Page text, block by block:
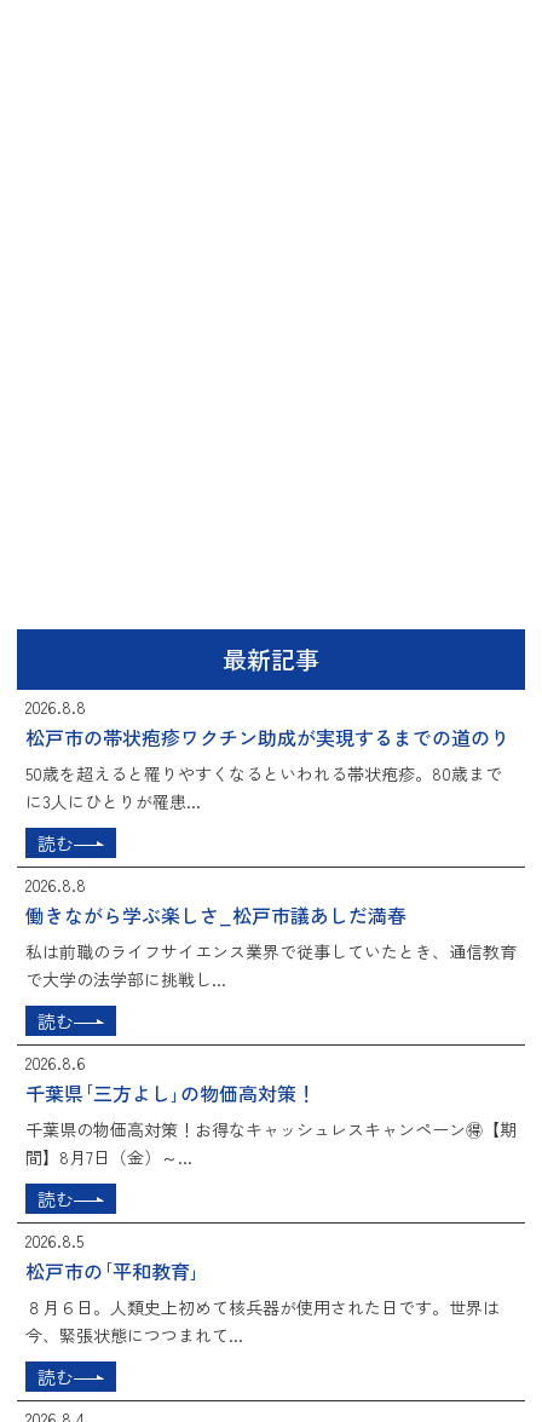
最新記事
2026.8.8
松戸市の帯状疱疹ワクチン助成が実現するまでの道のり
50歳を超えると罹りやすくなるといわれる帯状疱疹。80歳まで
に3人にひとりが罹患...
読む
2026.8.8
働きながら学ぶ楽しさ_松戸市議あしだ満春
私は前職のライフサイエンス業界で従事していたとき、通信教育
で大学の法学部に挑戦し...
読む
2026.8.6
千葉県｢三方よし｣の物価高対策！
千葉県の物価高対策！お得なキャッシュレスキャンペーン🉐【期
間】8月7日（金）～...
読む
2026.8.5
松戸市の｢平和教育｣
８月６日。人類史上初めて核兵器が使用された日です。世界は
今、緊張状態につつまれて...
読む